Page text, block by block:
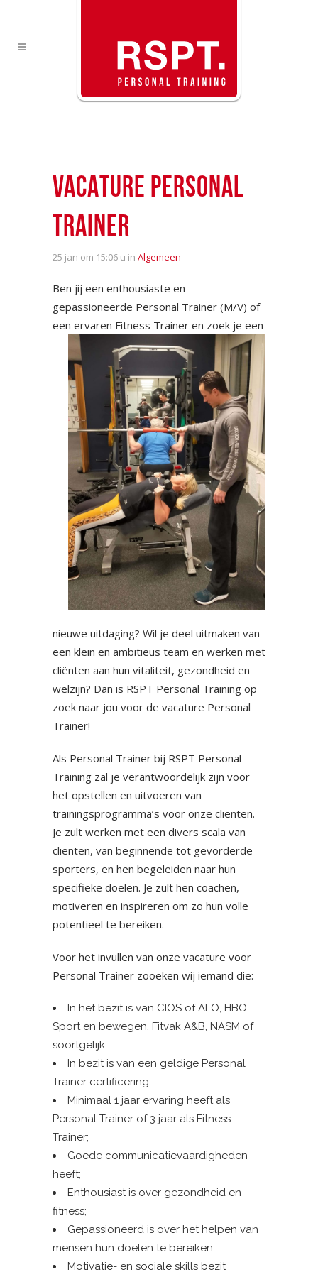
VACATURE PERSONAL
TRAINER
25 jan om 15:06 u in Algemeen
Ben jij een enthousiaste en
gepassioneerde Personal Trainer (M/V) of
een ervaren Fitness Trainer en zoek je een
nieuwe uitdaging? Wil je deel uitmaken van
een klein en ambitieus team en werken met
cliënten aan hun vitaliteit, gezondheid en
welzijn? Dan is RSPT Personal Training op
zoek naar jou voor de vacature Personal
Trainer!
Als Personal Trainer bij RSPT Personal
Training zal je verantwoordelijk zijn voor
het opstellen en uitvoeren van
trainingsprogramma’s voor onze cliënten.
Je zult werken met een divers scala van
cliënten, van beginnende tot gevorderde
sporters, en hen begeleiden naar hun
specifieke doelen. Je zult hen coachen,
motiveren en inspireren om zo hun volle
potentieel te bereiken.
Voor het invullen van onze vacature voor
Personal Trainer zooeken wij iemand die:
In het bezit is van CIOS of ALO, HBO
Sport en bewegen, Fitvak A&B, NASM of
soortgelijk
In bezit is van een geldige Personal
Trainer certificering;
Minimaal 1 jaar ervaring heeft als
Personal Trainer of 3 jaar als Fitness
Trainer;
Goede communicatievaardigheden
heeft;
Enthousiast is over gezondheid en
fitness;
Gepassioneerd is over het helpen van
mensen hun doelen te bereiken.
Motivatie- en sociale skills bezit